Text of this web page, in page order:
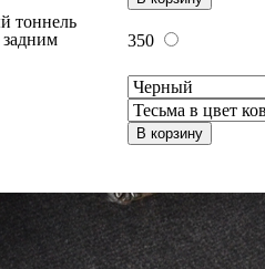
тоннель
задним
350
В корзину